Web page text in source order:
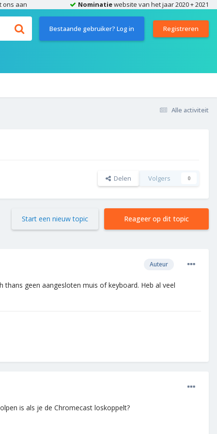
ons aan Nominatiewebsite van het jaar 2020 + 2021
Bestaande gebruiker? Log in Registreren
Alle activiteit
Delen Volgers 0
Reageer op dit topic
Start een nieuw topic
Auteur
geen aangesloten muis of keyboard. Heb al veel
is als je de Chromecast loskoppelt?